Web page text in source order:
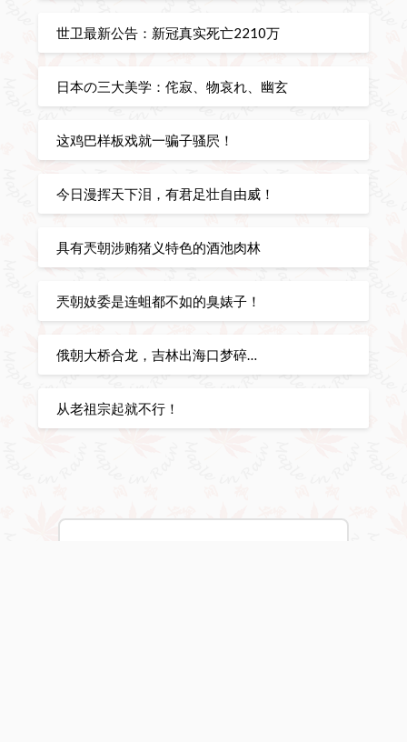
世卫最新公告：新冠真实死亡2210万
日本の三大美学：侘寂、物哀れ、幽玄
这鸡巴样板戏就一骗子骚屄！
今日漫挥天下泪，有君足壮自由威！
具有兲朝涉贿猪义特色的酒池肉林
兲朝妓委是连蛆都不如的臭婊子！
俄朝大桥合龙，吉林出海口梦碎…
从老祖宗起就不行！